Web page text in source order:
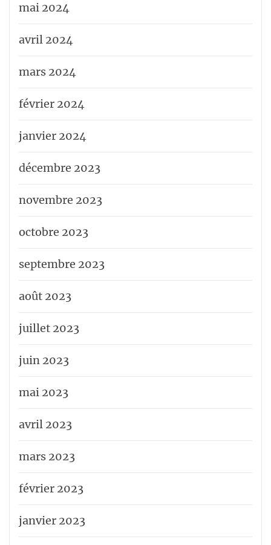
mai 2024
avril 2024
mars 2024
février 2024
janvier 2024
décembre 2023
novembre 2023
octobre 2023
septembre 2023
août 2023
juillet 2023
juin 2023
mai 2023
avril 2023
mars 2023
février 2023
janvier 2023